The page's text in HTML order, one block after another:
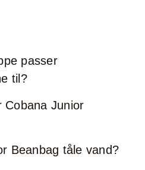
passer
til?
Junior
Beanbag tåle vand?